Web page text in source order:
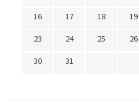
16
17 18 19
23
24 25 26
30
31